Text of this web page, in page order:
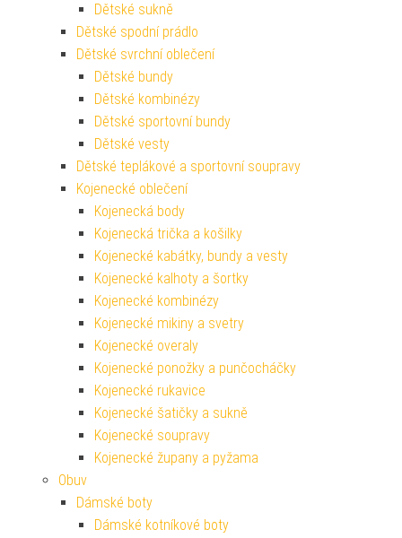
Dětské sukně
Dětské spodní prádlo
Dětské svrchní oblečení
Dětské bundy
Dětské kombinézy
Dětské sportovní bundy
Dětské vesty
Dětské teplákové a sportovní soupravy
Kojenecké oblečení
Kojenecká body
Kojenecká trička a košilky
Kojenecké kabátky, bundy a vesty
Kojenecké kalhoty a šortky
Kojenecké kombinézy
Kojenecké mikiny a svetry
Kojenecké overaly
Kojenecké ponožky a punčocháčky
Kojenecké rukavice
Kojenecké šatičky a sukně
Kojenecké soupravy
Kojenecké župany a pyžama
Obuv
Dámské boty
Dámské kotníkové boty